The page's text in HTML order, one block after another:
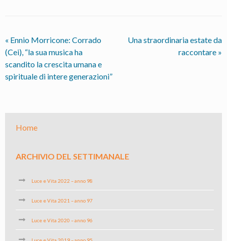
« Ennio Morricone: Corrado
(Cei), “la sua musica ha
scandito la crescita umana e
spirituale di intere generazioni”
Una straordinaria estate da
raccontare »
Home
ARCHIVIO DEL SETTIMANALE
Luce e Vita 2022 – anno 98
Luce e Vita 2021 – anno 97
Luce e Vita 2020 – anno 96